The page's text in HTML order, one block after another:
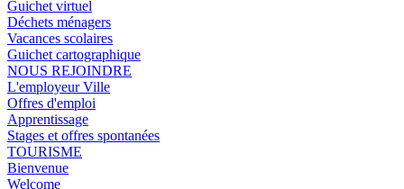
Guichet virtuel
Déchets ménagers
Vacances scolaires
Guichet cartographique
NOUS REJOINDRE
L'employeur Ville
Offres d'emploi
Apprentissage
Stages et offres spontanées
TOURISME
Bienvenue
Welcome